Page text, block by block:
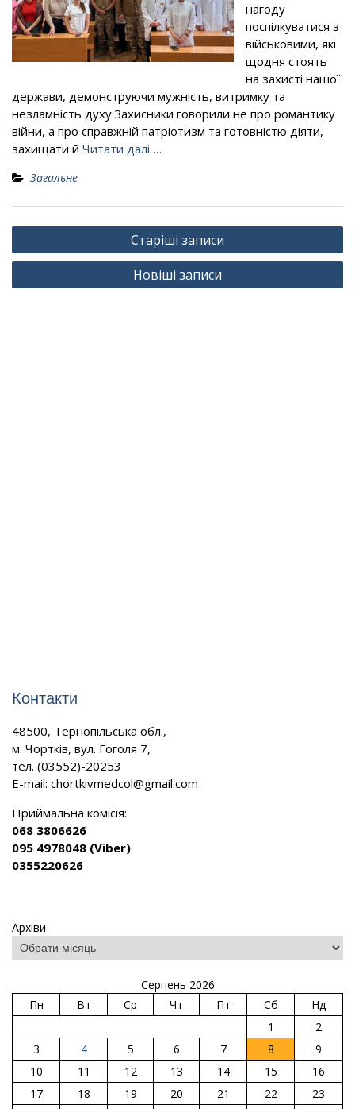
нагоду
поспілкуватися з
військовими, які
щодня стоять
на захисті нашої
держави, демонструючи мужність, витримку та
незламність духу.Захисники говорили не про романтику
війни, а про справжній патріотизм та готовністю діяти,
захищати й Читати далі …
Загальне
Навігація
за
Старіші записи
Новіші записи
Контакти
48500, Тернопільська обл.,
м. Чортків, вул. Гоголя 7,
тел. (03552)-20253
E-mail: chortkivmedcol@gmail.com
Приймальна комісія:
068 3806626
095 4978048 (Viber)
0355220626
Архіви
Серпень 2026
Пн
Вт Ср Чт Пт Сб
Нд
1
2
3
4 5 6 7 8
9
10
11 12 13 14 15
16
17
18 19 20 21 22
23